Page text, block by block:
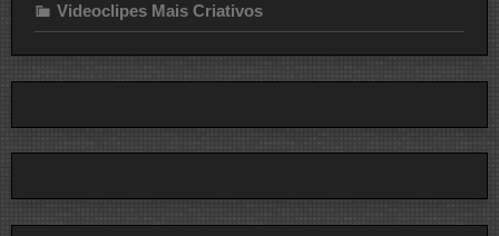
Videoclipes Mais Criativos